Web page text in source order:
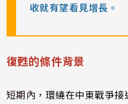
收就有望看見增長。
復甦的條件背景
短期內， 環繞在中東戰爭